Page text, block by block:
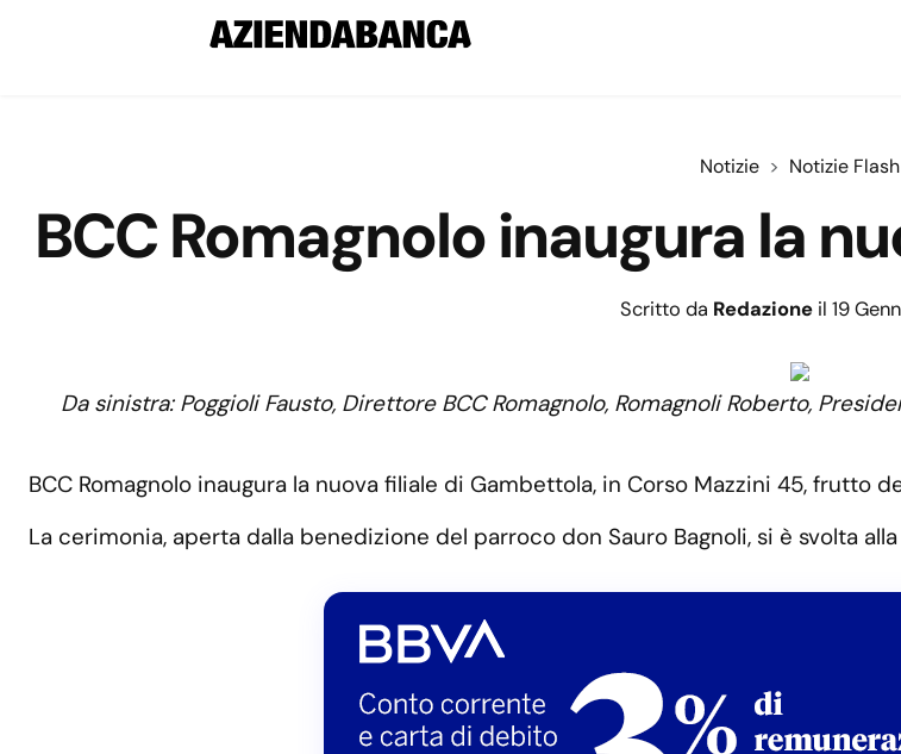
Notizie Notizie Flash
BCC Romagnolo inaugura la
Scritto da Redazione il 19
Da sinistra: Poggioli Fausto, Direttore BCC Romagnolo, Romagnoli Roberto,
BCC Romagnolo inaugura la nuova filiale di Gambettola, in Corso Mazzini 45, frutto
La cerimonia, aperta dalla benedizione del parroco don Sauro Bagnoli, si è svolta